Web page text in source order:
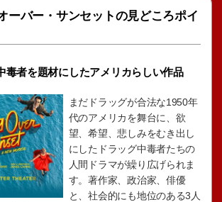
ーバー・サンセットの見どころポイ
毒者を題材にしたアメリカらしい作品
まだドラッグが合法な1950年
代のアメリカを舞台に、欲
望、希望、悲しみをむき出し
にしたドラッグ中毒者たちの
人間ドラマが繰り広げられま
す。著作家、政治家、俳優
と、社会的にも地位のある3人